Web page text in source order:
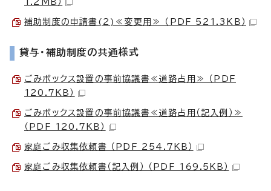
補助制度の申請書(2)≪変更用≫ （PDF 521.3KB）
貸与・補助制度の共通様式
ごみボックス設置の事前協議書≪道路占用≫ （PDF
120.7KB）
ごみボックス設置の事前協議書≪道路占用（記入例）≫
（PDF 120.7KB）
家庭ごみ収集依頼書 （PDF 254.7KB）
家庭ごみ収集依頼書（記入例） （PDF 169.5KB）